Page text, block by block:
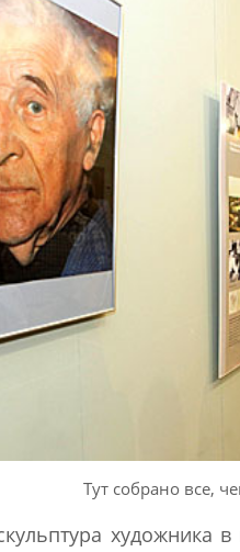
Тут собрано все,